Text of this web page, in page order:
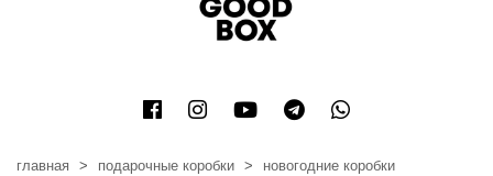
главная подарочные коробки новогодние коробки